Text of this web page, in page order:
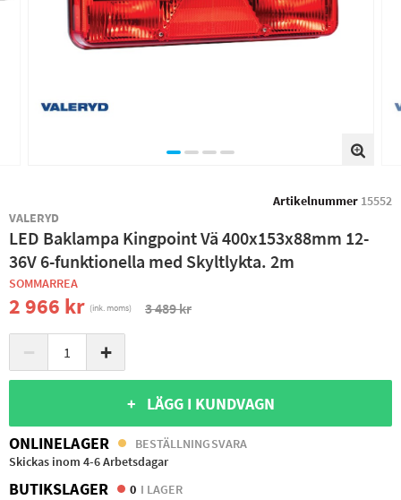
Artikelnummer 15552
VALERYD
LED Baklampa Kingpoint Vä 400x153x88mm 12-
36V 6-funktionella med Skyltlykta. 2m
SOMMARREA
2 966 kr (ink. moms) 3 489 kr
− +
+ LÄGG I KUNDVAGN
ONLINELAGER
BESTÄLLNINGSVARA
Skickas inom 4-6 Arbetsdagar
BUTIKSLAGER 0 I LAGER